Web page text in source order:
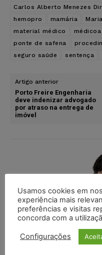
Carlos Alberto Menezes
hemopro
mamária
material médico
médicoa
ponte de safena
seguro saúde
sentença
Artigo anterior
Porto Freire Engenharia
deve indenizar advogado
por atraso na entrega de
imóvel
http://
Empreendedor
Usamos cookies em
experiência mais
preferências e visitas
concorda com a
Configurações